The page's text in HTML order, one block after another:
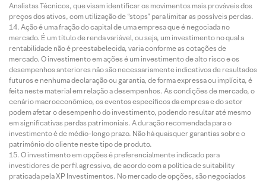
Analistas Técnicos, que visam identificar os movimentos mais prováveis dos
preços dos ativos, com utilização de “stops” para limitar as possíveis perdas.
Ação é uma fração do capital de uma empresa que é negociada no
mercado. É um título de renda variável, ou seja, um investimento no qual a
rentabilidade não é preestabelecida, varia conforme as cotações de
mercado. O investimento em ações é um investimento de alto risco e os
desempenhos anteriores não são necessariamente indicativos de resultados
futuros e nenhuma declaração ou garantia, de forma expressa ou implícita, é
feita neste material em relação a desempenhos. As condições de mercado, o
cenário macroeconômico, os eventos específicos da empresa e do setor
podem afetar o desempenho do investimento, podendo resultar até mesmo
em significativas perdas patrimoniais. A duração recomendada para o
investimento é de médio-longo prazo. Não há quaisquer garantias sobre o
patrimônio do cliente neste tipo de produto.
O investimento em opções é preferencialmente indicado para
investidores de perfil agressivo, de acordo com a política de suitability
praticada pela XP Investimentos. No mercado de opções, são negociados